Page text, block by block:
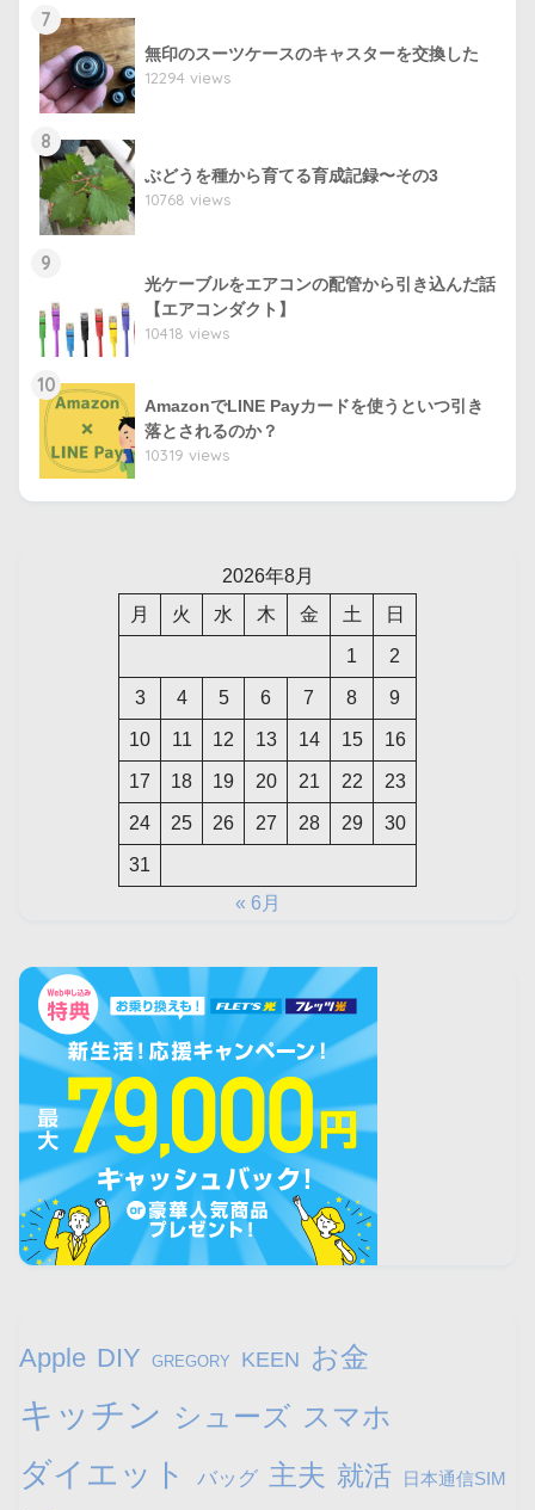
7
無印のスーツケースのキャスターを交換した
12294 views
8
ぶどうを種から育てる育成記録〜その3
10768 views
9
光ケーブルをエアコンの配管から引き込んだ話
【エアコンダクト】
10418 views
10
AmazonでLINE Payカードを使うといつ引き
落とされるのか？
10319 views
2026年8月
月
火 水 木 金 土 日
1 2
3 4 5 6 7 8 9
10 11 12 13 14 15 16
17 18 19 20 21 22 23
24 25 26 27 28 29 30
31
« 6月
Apple DIY GREGORY KEEN お金
キッチン シューズ スマホ
ダイエット バッグ 主夫 就活 日本通信SIM